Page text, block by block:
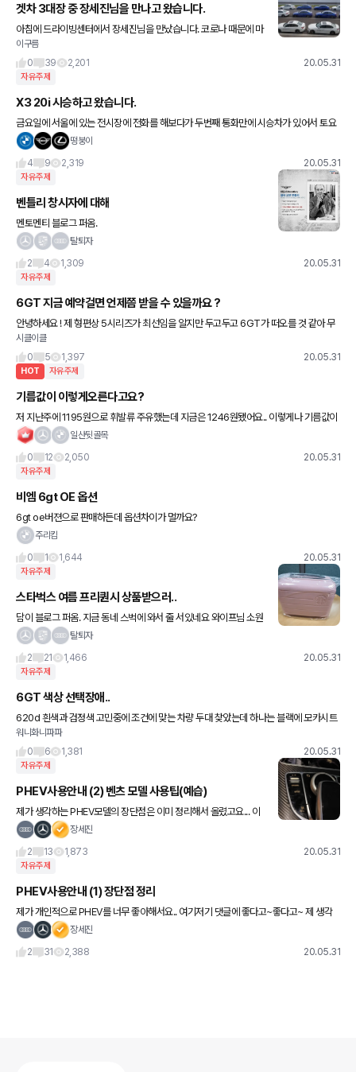
겟차 3대장 중 장세진님을 만나고 왔습니다.
아침에 드라이빙센터에서 장세진님을 만났습니다. 코로나 때문에 마
스크 벗으신 모습을 보진 못했지만 엄청 젊어보이셔서 놀랐어요. 세
이구름
0
39 2,201 20.05.31
자유주제
X3 20i 시승하고 왔습니다.
금요일에 서울에 있는 전시장에 전화를 해보다가 두번째 통화만에 시승차가 있어서 토요
일에 시승을 했습니다. 시승차는 BMW 20i luxury line 이었고 테라브라운에 블랙시트
떵붕이
4
9 2,319 20.05.31
자유주제
벤틀리 창시자에 대해
멘토멘티 블로그 퍼옴.
탈퇴자
2
4 1,309 20.05.31
자유주제
6GT 지금 예약걸면 언제쯤 받을 수 있을까요 ?
안녕하세요 ! 제 형편상 5시리즈가 최선임을 알지만 두고두고 6GT가 떠오를 것 같아 무
리해보고자 하는데요. 페리 전 모델 지금 화이트 색상으로 대기걸면 언제쯤 받을 수 있을
까요 ? 10월에 받
시클이클
0
5 1,397 20.05.31
HOT 자유주제
기름값이 이렇게오른다고요?
저 지난주에 1195원으로 휘발류 주유했는데 지금은 1246원됐어요.. 이렇게나 기름값이
빨리오르나요? 대박 충격..
일산뒷골목
0
12 2,050 20.05.31
자유주제
비엠 6gt OE 옵션
6gt oe버젼으로 판매하든데 옵션차이가 멀까요?
주리킴
0
1 1,644 20.05.31
자유주제
스타벅스 여름 프리퀀시 상품받으러..
담이 블로그 퍼옴. 지금 동네 스벅에 와서 줄 서있네요 와이프님 소원
이라고...하셔서 ㅋㅋㅋㅋ 근데 전 원래 아침 일찍 일어나는 편이지만
탈퇴자
2
21 1,466 20.05.31
자유주제
6GT 색상 선택장애..
620d 흰색과 검정색 고민중에 조건에 맞는 차량 두대 찾았는데 하나는 블랙에 모카시트
,하나는 화이트에 블랙시트네요 화이트에 계약금 걸어놓긴했는데 집에와서 자꾸생각하
니 화이트는 뭔가 밍밍해보이는거
워니화니파파
0
6 1,381 20.05.31
자유주제
PHEV사용안내 (2) 벤츠 모델 사용팁(예습)
제가 생각하는 PHEV모델의 장단점은 이미 정리해서 올렸고요... 이
번엔 제가 사용하고 있는 벤츠 PHEV모델에서의 사용 팁을 좀 정리
장세진
2
13 1,873 20.05.31
자유주제
PHEV사용안내 (1) 장단점 정리
제가 개인적으로 PHEV를 너무 좋아해서요.. 여기저기 댓글에 좋다고~좋다고~ 제 생각
을 떠들어놔서... 몇몇 분께서 제 생각에 영향을 받으신 모양이라서요..^^;;; 제가 생각하는
장세진
2
31 2,388 20.05.31